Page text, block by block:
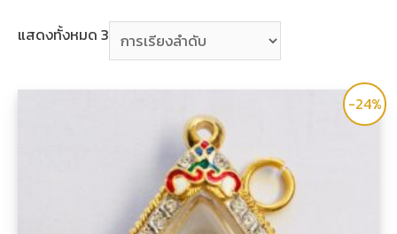
แสดงทั้งหมด 3
-24%